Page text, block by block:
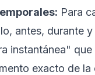
Para
antes, durante
instantánea"
exacto de